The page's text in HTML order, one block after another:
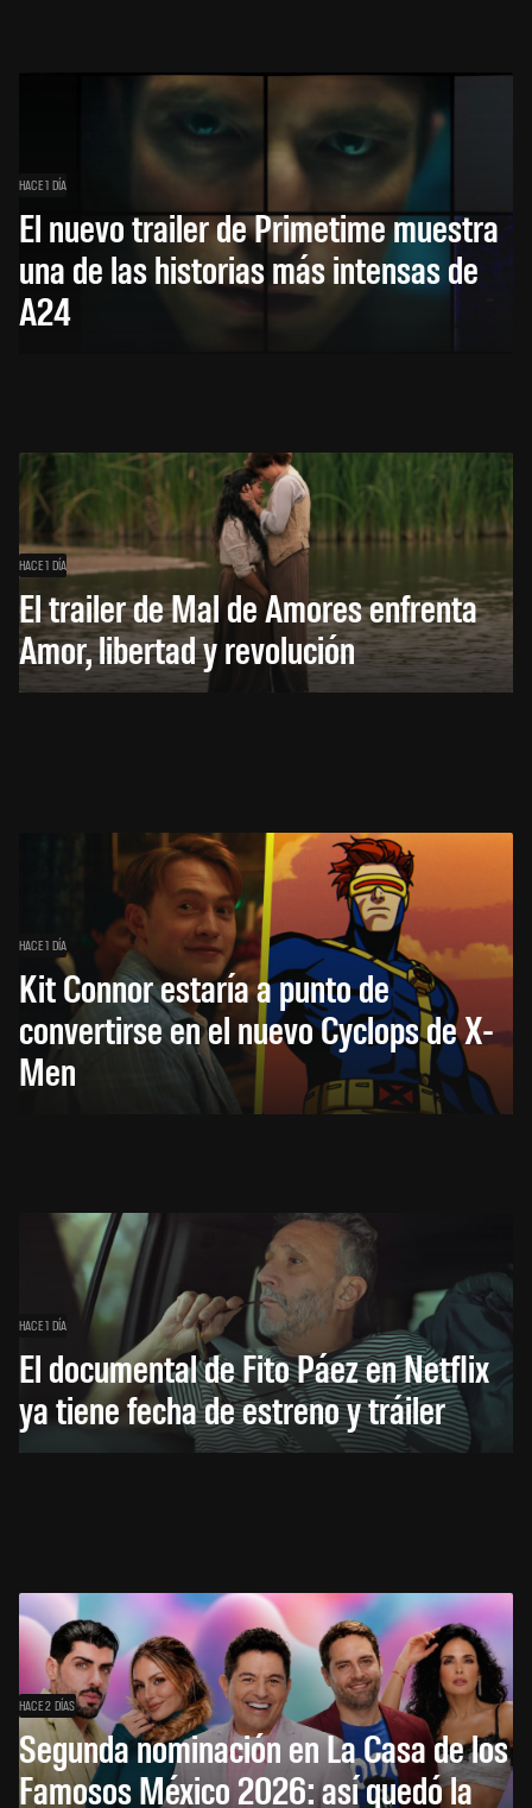
HACE 1 DÍA
El nuevo trailer de Primetime muestra
una de las historias más intensas de
A24
HACE 1 DÍA
El trailer de Mal de Amores enfrenta
Amor, libertad y revolución
HACE 1 DÍA
Kit Connor estaría a punto de
convertirse en el nuevo Cyclops de X-
Men
HACE 1 DÍA
El documental de Fito Páez en Netflix
ya tiene fecha de estreno y tráiler
HACE 2 DÍAS
Segunda nominación en La Casa de los
Famosos México 2026: así quedó la